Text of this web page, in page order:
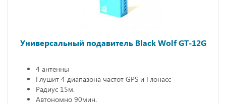
Универсальный подавитель Black Wolf GT-12G
4 антенны
Глушит 4 диапазона частот GPS и Глонасс
Радиус 15м.
Автономно 90мин.